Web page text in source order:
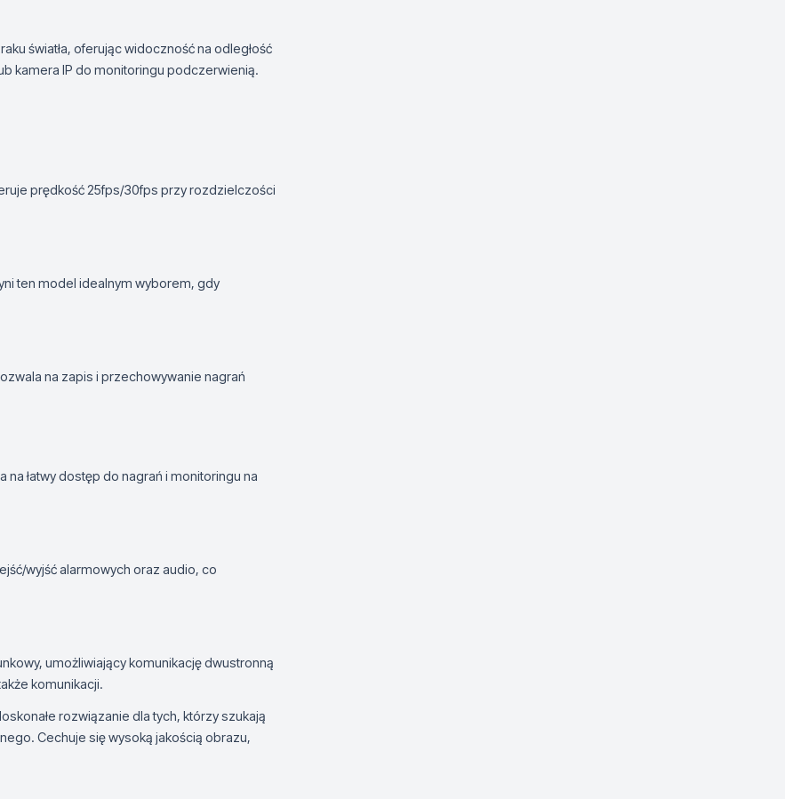
światła, oferując widoczność na odległość
kamera IP do monitoringu podczerwienią.
prędkość 25fps/30fps przy rozdzielczości
ten model idealnym wyborem, gdy
na zapis i przechowywanie nagrań
łatwy dostęp do nagrań i monitoringu na
wyjść alarmowych oraz audio, co
umożliwiający komunikację dwustronną
komunikacji.
rozwiązanie dla tych, którzy szukają
Cechuje się wysoką jakością obrazu,